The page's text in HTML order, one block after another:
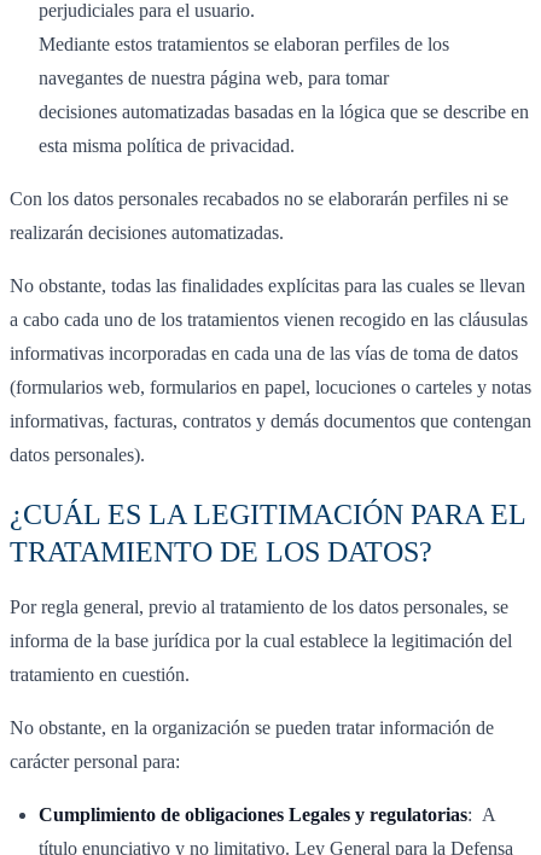
perjudiciales para el usuario.
Mediante estos tratamientos se elaboran perfiles de los
navegantes de nuestra página web, para tomar
decisiones automatizadas basadas en la lógica que se describe en
esta misma política de privacidad.
Con los datos personales recabados no se elaborarán perfiles ni se
realizarán decisiones automatizadas.
No obstante, todas las finalidades explícitas para las cuales se llevan
a cabo cada uno de los tratamientos vienen recogido en las cláusulas
informativas incorporadas en cada una de las vías de toma de datos
(formularios web, formularios en papel, locuciones o carteles y notas
informativas, facturas, contratos y demás documentos que contengan
datos personales).
¿CUÁL ES LA LEGITIMACIÓN PARA EL
TRATAMIENTO DE LOS DATOS?
Por regla general, previo al tratamiento de los datos personales, se
informa de la base jurídica por la cual establece la legitimación del
tratamiento en cuestión.
No obstante, en la organización se pueden tratar información de
carácter personal para:
Cumplimiento de obligaciones Legales y regulatorias: A
título enunciativo y no limitativo. Ley General para la Defensa